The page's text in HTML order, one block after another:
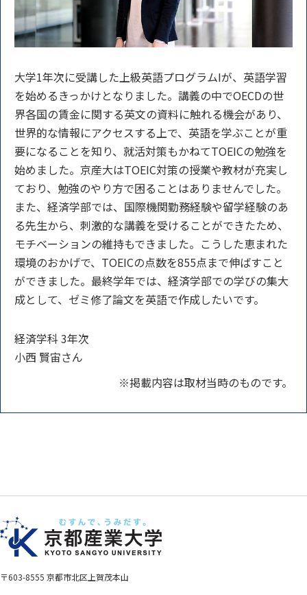
大学1年次に受講した上級英語プログラムIが、英語学習
を始めるきっかけとなりました。講義の中でOECDの世
界各国の賃金に関する英文の資料に触れる機会があり、
世界的な情報にアクセスする上で、英語を学ぶことが重
要になることを知り、就活対策もかねてTOEICの勉強を
始めました。京産大はTOEIC対策の授業や教材が充実し
ており、勉強のやり方で困ることはありませんでした。
また、経済学部では、国際機関勤務経験や留学経験のあ
る先生から、刺激的な講義を受けることができたため、
モチベーションの維持もできました。こうした恵まれた
環境のおかげで、TOEICの点数を855点まで伸ばすこと
ができました。最終学年では、経済学部での学びの集大
成として、ゼミ修了論文を英語で作成したいです。
経済学科 3年次
小西 賢宙さん
※掲載内容は取材当時のものです。
〒603-8555 京都市北区上賀茂本山